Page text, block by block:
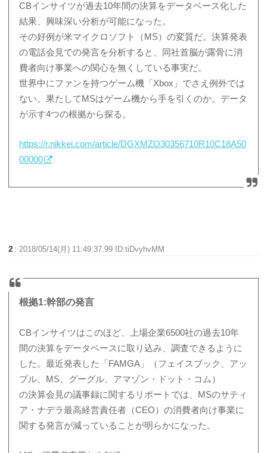
CBインサイツが過去10年間の決算をデータベース化した
結果、興味深い分析が可能になった。
その好例が米マイクロソフト（MS）の変質だ。決算発表
の電話会見での発言を分析すると、同社首脳が露骨に消
費者向け事業への関心を無くしている事実だ。
世界中にファンを持つゲーム機「Xbox」でさえ例外では
ない。果たしてMSはゲーム機から手を引くのか。データ
が示す4つの根拠から探る。
https://r.nikkei.com/article/DGXMZO30356710R10C18A50
00000
2 : 2018/05/14(月) 11:49:37.99 ID:tiDvyhvMM
根拠1:幹部の発言
CBインサイツはこのほど、上場企業6500社の過去10年
間の決算をデータベースに取り込み、調査できるように
した。最近発表した「FAMGA」（フェイスブック、アッ
プル、MS、グーグル、アマゾン・ドット・コム）
の決算会見の議事録に関するリポートでは、MSのサティ
ア・ナデラ最高経営責任者（CEO）の消費者向け事業に
関する発言が減っていることが明らかになった。